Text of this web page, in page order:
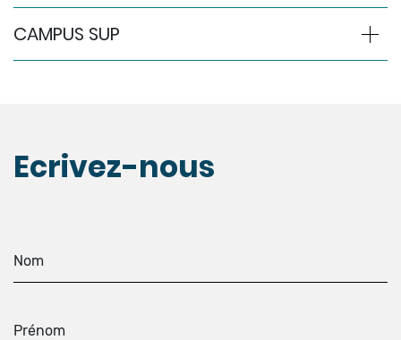
CAMPUS SUP
Ecrivez-nous
Nom
Prénom